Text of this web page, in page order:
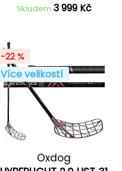
Skladem 3 999 Kč
-22 %
Více velikostí
Oxdog